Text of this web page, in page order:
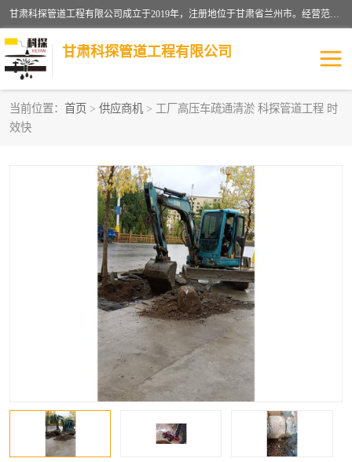
甘肃科探管道工程有限公司成立于2019年，注册地位于甘肃省兰州市。经营范围包括管道安装、清洗、疏通、维修、检测，防水工程，工程钻孔，化粪池清理，暖气安装，给排水管道安装维修，室内外管道如消防、供水、供热管道漏水检测定位，室内外防水堵漏等。
甘肃科探管道工程有限公司
当前位置： 首页 > 供应商机 > 工厂高压车疏通清淤 科探管道工程 时
效快
管道安装维修
漏水检查维修 消防管道漏水
供热管道漏水 排水管道漏水
自来水管漏水 管道疏通
高压车疏通清淤